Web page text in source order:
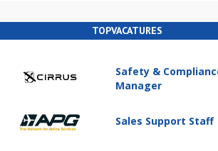
TOPVACATURES
Safety &
Manager
Sales Support Staff